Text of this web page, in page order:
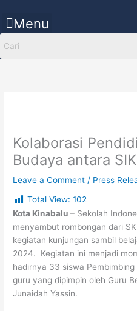
to
content
Menu
Kolaborasi
Budaya antara
Leave a Comment / Press
Total View: 102
Kota Kinabalu– Sekolah
menyambut rombongan dari
kegiatan kunjungan sambil
2024. Kegiatan ini menjadi
hadirnya 33 siswa Pembimbing
guru yang dipimpin oleh Guru
Junaidah Yassin.